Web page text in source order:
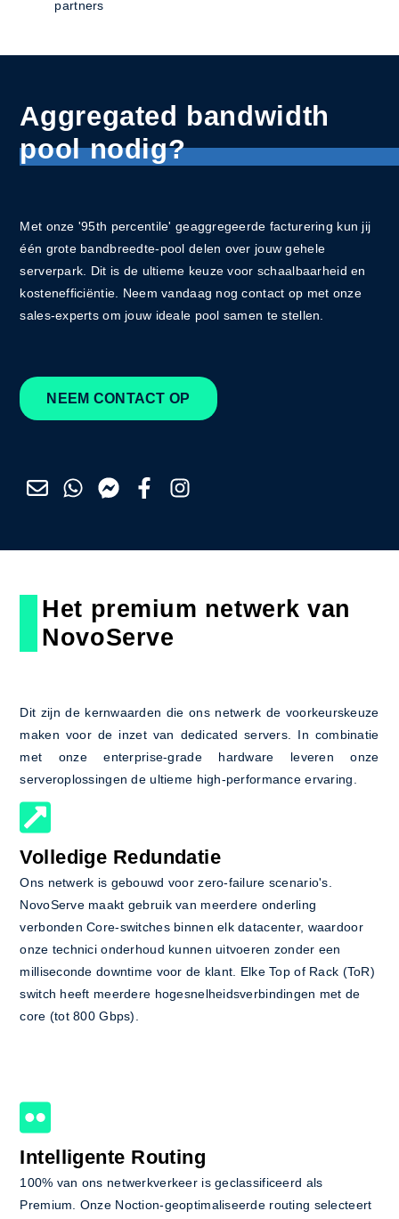
partners
Aggregated bandwidth
pool nodig?
Met onze '95th percentile' geaggregeerde facturering kun jij
één grote bandbreedte-pool delen over jouw gehele
serverpark. Dit is de ultieme keuze voor schaalbaarheid en
kostenefficiëntie. Neem vandaag nog contact op met onze
sales-experts om jouw ideale pool samen te stellen.
NEEM CONTACT OP
Het premium netwerk van
NovoServe
Dit zijn de kernwaarden die ons netwerk de voorkeurskeuze
maken voor de inzet van dedicated servers. In combinatie
met onze enterprise-grade hardware leveren onze
serveroplossingen de ultieme high-performance ervaring.
Volledige Redundatie
Ons netwerk is gebouwd voor zero-failure scenario's.
NovoServe maakt gebruik van meerdere onderling
verbonden Core-switches binnen elk datacenter, waardoor
onze technici onderhoud kunnen uitvoeren zonder een
milliseconde downtime voor de klant. Elke Top of Rack (ToR)
switch heeft meerdere hogesnelheidsverbindingen met de
core (tot 800 Gbps).
Intelligente Routing
100% van ons netwerkverkeer is geclassificeerd als
Premium. Onze Noction-geoptimaliseerde routing selecteert